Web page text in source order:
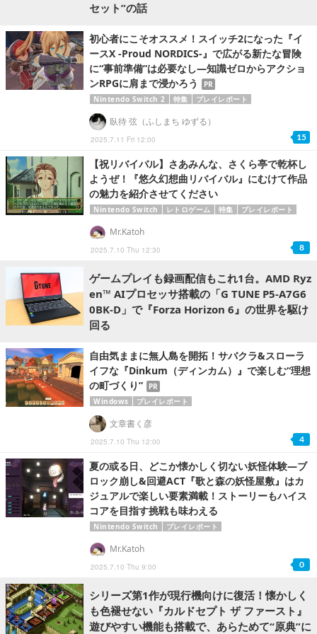
セット”の話
初心者にこそオススメ！スイッチ2になった『イ
ースX -Proud NORDICS-』で広がる新たな冒険
に“事前準備”は必要なし―知識ゼロからアクショ
ンRPGに肩まで浸かろう
PR
Nintendo Switch 2
特集 プレイレポート
2025.7.11 Fri 12:00
臥待 弦（ふしまち ゆずる）
15
【祝リバイバル】さあみんな、さくら亭で乾杯し
ようぜ！『悠久幻想曲リバイバル』にむけて作品
の魅力を紹介させてください
Nintendo Switch レトロゲーム 特集 プレイレポート
2025.7.10 Thu 12:30
Mr.Katoh
8
ゲームプレイも録画配信もこれ1台。AMD Ryz
en™ AIプロセッサ搭載の「G TUNE P5-A7G6
0BK-D」で『Forza Horizon 6』の世界を駆け
回る
自由気ままに無人島を開拓！サバクラ&スローラ
イフな『Dinkum（ディンカム）』で楽しむ“理想
の町づくり”
PR
Windows
プレイレポート
2025.7.10 Thu 12:00
文章書く彦
4
夏の或る日、どこか懐かしく切ない妖怪体験―ブ
ロック崩し&回避ACT『歌と森の妖怪屋敷』はカ
ジュアルで楽しい要素満載！ストーリーもハイス
コアを目指す挑戦も味わえる
Nintendo Switch プレイレポート
2025.7.10 Thu 9:00
Mr.Katoh
0
シリーズ第1作が現行機向けに復活！懐かしく
も色褪せない『カルドセプト ザ ファースト』
遊びやすい機能も搭載で、あらためて“原典”に